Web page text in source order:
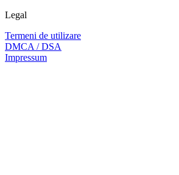
Legal
Termeni de utilizare
DMCA / DSA
Impressum